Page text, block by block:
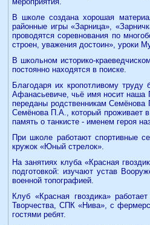
В школе создана хорошая
районные игры «Зарница»,
проводятся соревнования по
строен, уважения достоин», уроки
В школьном историко-
постоянно находятся в поиске.
Благодаря их кропотливому
Афанасьевиче, чьё имя носит наша
переданы родственникам
Семёнова П.А., который проживает
память о танкисте - именем героя
При школе работают спортивные
кружок «Юный стрелок».
На занятиях клуба «Красная
подготовкой: изучают устав
военной топографией.
Клуб «Красная гвоздика»
Творчества, СПК «Нива», с
гостями ребят.